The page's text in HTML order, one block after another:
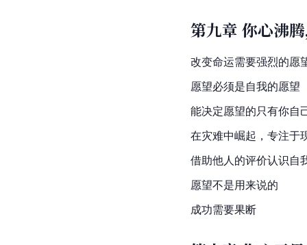
第九章 你心沸
改变命运需要强烈的愿
愿望必须是自我的愿望
能决定愿望的只有你自
在灾难中崛起，专注于
借助他人的评价认识自
愿望不是用来说的
成功需要果断